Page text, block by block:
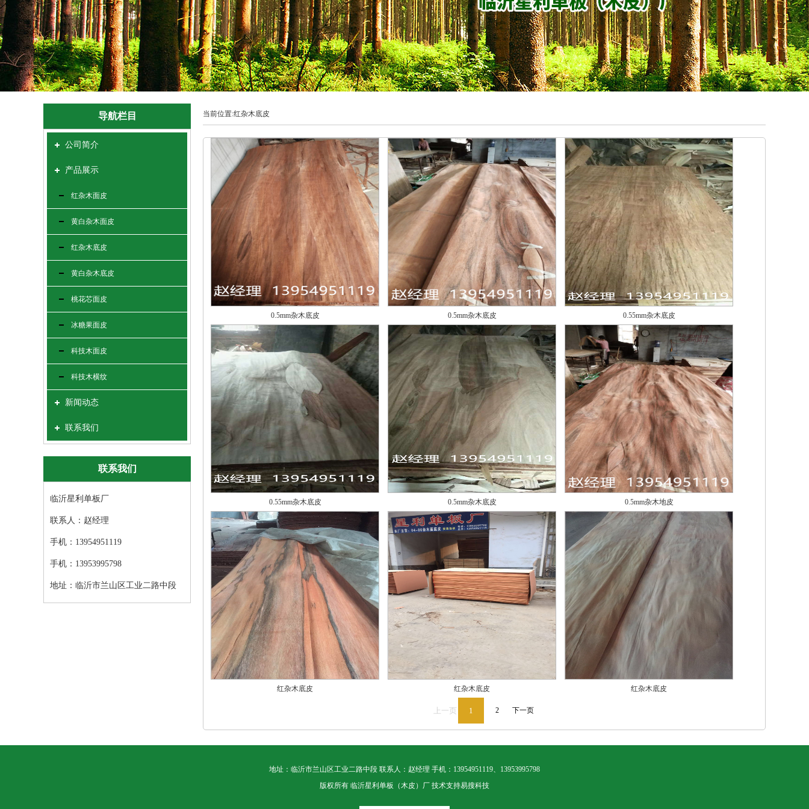
导航栏目
公司简介
产品展示
红杂木面皮
黄白杂木面皮
红杂木底皮
黄白杂木底皮
桃花芯面皮
冰糖果面皮
科技木面皮
科技木横纹
新闻动态
联系我们
联系我们
临沂星利单板厂
联系人：赵经理
手机：13954951119
手机：13953995798
地址：临沂市兰山区工业二路中段
当前位置:红杂木底皮
0.5mm杂木底皮 0.5mm杂木底皮 0.55mm杂木底皮
0.55mm杂木底皮 0.5mm杂木底皮 0.5mm杂木地皮
红杂木底皮 红杂木底皮 红杂木底皮
上一页 1 2 下一页
地址：临沂市兰山区工业二路中段 联系人：赵经理 手机：13954951119、13953995798
版权所有 临沂星利单板（木皮）厂 技术支持易搜科技